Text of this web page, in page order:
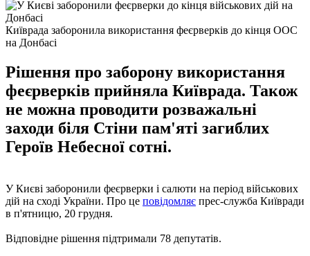
Київрада заборонила використання феєрверків до кінця ООС
на Донбасі
Рішення про заборону використання
феєрверків прийняла Київрада. Також
не можна проводити розважальні
заходи біля Стіни пам'яті загиблих
Героїв Небесної сотні.
У Києві заборонили феєрверки і салюти на період військових
дій на сході України. Про це повідомляє прес-служба Київради
в п'ятницю, 20 грудня.
Відповідне рішення підтримали 78 депутатів.